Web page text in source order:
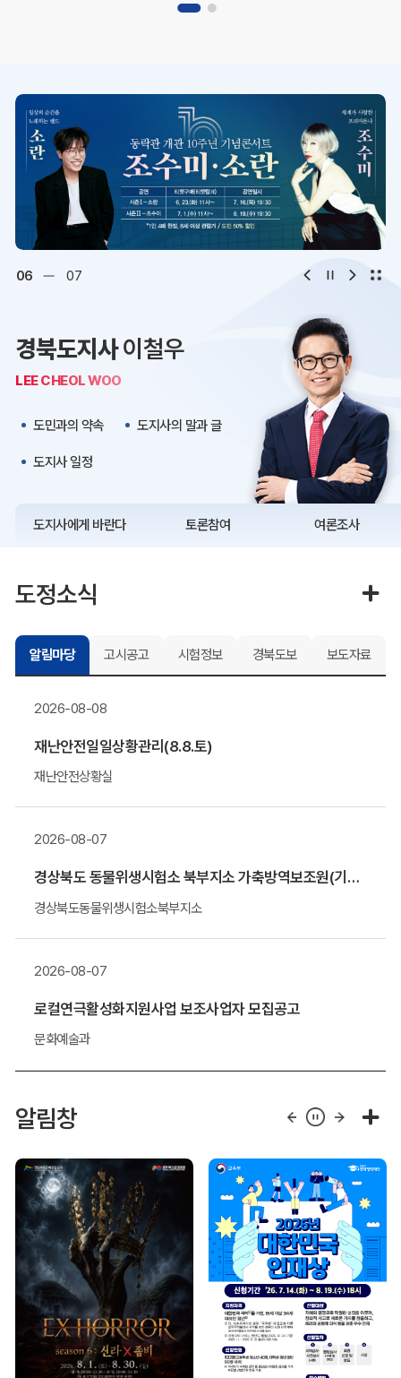
대구·경북
행정 통합
조직도
디지털아카이브 문화·관광
오시는 길
K보듬 6000
정보공개
06 07
경북도지사이철우
LEE CHEOL WOO
도민과의 약속 도지사의 말과 글
도지사 일정
도지사에게 바란다 토론참여 여론조사
도정소식
알림마당 고시공고 시험정보 경북도보 보도자료
2026-08-08
재난안전일일상황관리(8.8.토)
재난안전상황실
2026-08-07
경상북도 동물위생시험소 북부지소 가축방역보조원(기간제 근로자) 채용 알림
경상북도동물위생시험소북부지소
2026-08-07
로컬연극활성화지원사업 보조사업자 모집공고
문화예술과
알림창